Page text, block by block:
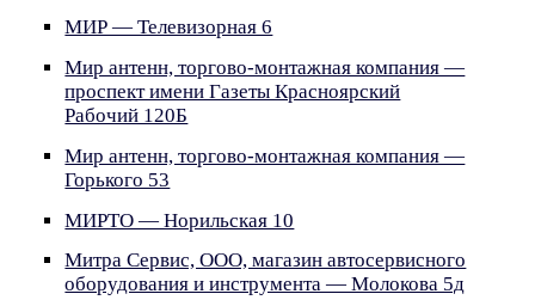
МИР — Телевизорная 6
Мир антенн, торгово-монтажная компания —
проспект имени Газеты Красноярский
Рабочий 120Б
Мир антенн, торгово-монтажная компания —
Горького 53
МИРТО — Норильская 10
Митра Сервис, ООО, магазин автосервисного
оборудования и инструмента — Молокова 5д